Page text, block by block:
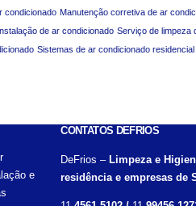
condicionado Manutenção corretiva de ar
de ar condicionado Serviço de limpeza
Sistemas de ar condicionado residencial
e
CONTATOS DEFRIOS
DeFrios – Limpeza e
residência e empresas de